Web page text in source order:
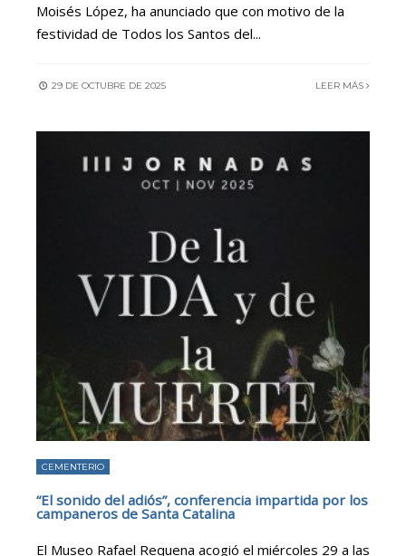
Moisés López, ha anunciado que con motivo de la
festividad de Todos los Santos del...
29 DE OCTUBRE DE 2025 LEER MÁS
CEMENTERIO
“El sonido del adiós”, conferencia impartida por los
campaneros de Santa Catalina
El Museo Rafael Requena acogió el miércoles 29 a las